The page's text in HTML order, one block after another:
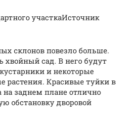
участкаИсточник
склонов повезло больше.
хвойный сад. В него будут
и некоторые
растения. Красивые туйки в
на заднем плане отлично
обстановку дворовой